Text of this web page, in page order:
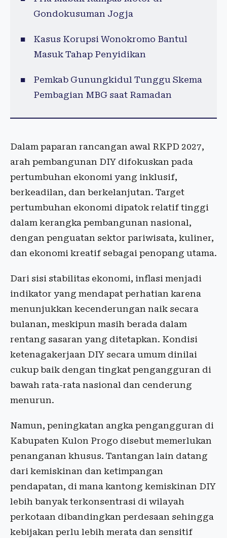
Gondokusuman Jogja
Kasus Korupsi Wonokromo Bantul
Masuk Tahap Penyidikan
Pemkab Gunungkidul Tunggu Skema
Pembagian MBG saat Ramadan
Dalam paparan rancangan awal RKPD 2027,
arah pembangunan DIY difokuskan pada
pertumbuhan ekonomi yang inklusif,
berkeadilan, dan berkelanjutan. Target
pertumbuhan ekonomi dipatok relatif tinggi
dalam kerangka pembangunan nasional,
dengan penguatan sektor pariwisata, kuliner,
dan ekonomi kreatif sebagai penopang utama.
Dari sisi stabilitas ekonomi, inflasi menjadi
indikator yang mendapat perhatian karena
menunjukkan kecenderungan naik secara
bulanan, meskipun masih berada dalam
rentang sasaran yang ditetapkan. Kondisi
ketenagakerjaan DIY secara umum dinilai
cukup baik dengan tingkat pengangguran di
bawah rata-rata nasional dan cenderung
menurun.
Namun, peningkatan angka pengangguran di
Kabupaten Kulon Progo disebut memerlukan
penanganan khusus. Tantangan lain datang
dari kemiskinan dan ketimpangan
pendapatan, di mana kantong kemiskinan DIY
lebih banyak terkonsentrasi di wilayah
perkotaan dibandingkan perdesaan sehingga
kebijakan perlu lebih merata dan sensitif